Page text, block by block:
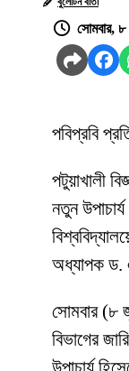
সোমবার,
পবিপ্রবি
পটুয়াখালী
নতুন
অধ্যাপক ড.
সোমবার (৮
বিভাগের